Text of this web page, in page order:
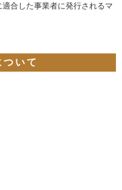
合した事業者に発行されるマ
いて